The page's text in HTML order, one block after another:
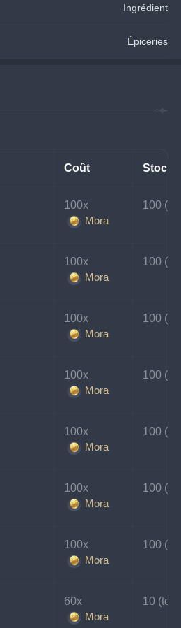
Ingrédient
Épiceries
Coût Stock
100x
Mora
100
100x
Mora
100
100x
Mora
100
100x
Mora
100
100x
Mora
100
100x
Mora
100
100x
Mora
100
60x
Mora
10